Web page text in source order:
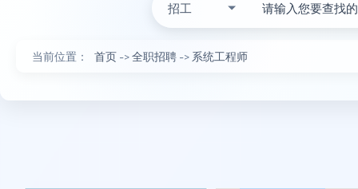
招工
当前位置： 首页 ->全职招聘 -> 系统工程师